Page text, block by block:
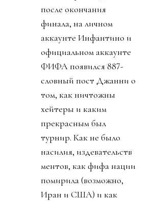
после окончания
финала, на личном
аккаунте Инфантино и
официальном аккаунте
ФИФА появился 887-
словный пост Джанни о
том, как ничтожны
хейтеры и каким
прекрасным был
турнир. Как не было
насилия, издевательств
ментов, как фифа нации
помирила (возможно,
Иран и США) и как